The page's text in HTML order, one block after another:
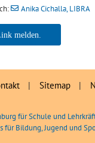
Anika Cichalla, LIBRA
LIBRA
| Sitemap |
für Schule und
für Bildung, Jugend und